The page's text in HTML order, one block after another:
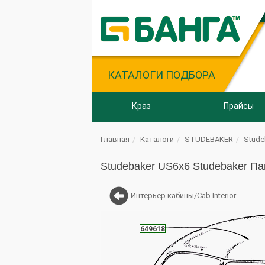
КАТАЛОГИ ПОДБОРА
Краз Прайсы
Главная Каталоги STUDEBAKER
Studebaker US6x6 Studebaker
Интерьер кабины/Cab Interior
649618